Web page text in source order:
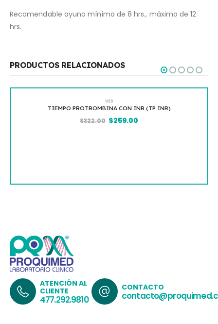
Recomendable ayuno mínimo de 8 hrs., máximo de 12
hrs.
PRODUCTOS RELACIONADOS
WEB
TIEMPO PROTROMBINA CON INR (TP INR)
$322.00 $259.00
ATENCIÓN AL
CLIENTE
477.292.9810
CONTACTO